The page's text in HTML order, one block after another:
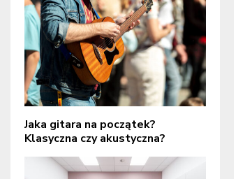
Jaka gitara na początek?
Klasyczna czy akustyczna?